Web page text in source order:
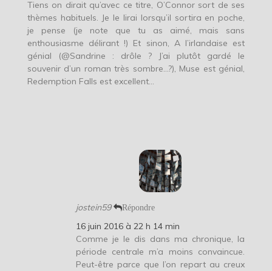
Tiens on dirait qu’avec ce titre, O’Connor sort de ses
thèmes habituels. Je le lirai lorsqu’il sortira en poche,
je pense (je note que tu as aimé, mais sans
enthousiasme délirant !) Et sinon, A l’irlandaise est
génial (@Sandrine : drôle ? J’ai plutôt gardé le
souvenir d’un roman très sombre…?), Muse est génial,
Redemption Falls est excellent…
jostein59 Répondre
16 juin 2016 à 22 h 14 min
Comme je le dis dans ma chronique, la
période centrale m’a moins convaincue.
Peut-être parce que l’on repart au creux